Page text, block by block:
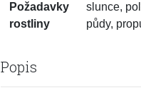
Požadavky
rostliny
slunce,
půdy,
Popis